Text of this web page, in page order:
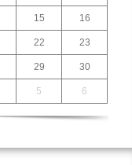
15 16
22 23
29 30
5 6